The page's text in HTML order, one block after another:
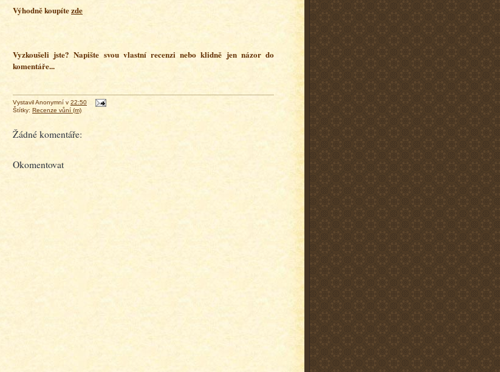
Výhodně koupítezde
Vyzkoušeli jste? Napište svou vlastní recenzi nebo klidně jen názor do
komentáře...
VystavilAnonymní v 22:50
Štítky: Recenze vůní (m)
Žádné komentáře:
Okomentovat